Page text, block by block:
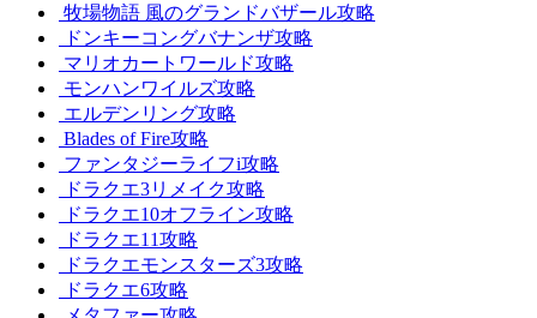
牧場物語 風のグランドバザール攻略
ドンキーコングバナンザ攻略
マリオカートワールド攻略
モンハンワイルズ攻略
エルデンリング攻略
Blades of Fire攻略
ファンタジーライフi攻略
ドラクエ3リメイク攻略
ドラクエ10オフライン攻略
ドラクエ11攻略
ドラクエモンスターズ3攻略
ドラクエ6攻略